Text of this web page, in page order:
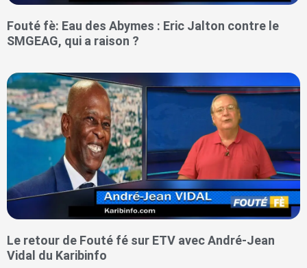
Fouté fè: Eau des Abymes : Eric Jalton contre le
SMGEAG, qui a raison ?
Le retour de Fouté fé sur ETV avec André-Jean
Vidal du Karibinfo